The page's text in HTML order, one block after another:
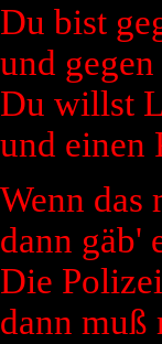
Du bist
und
Du willst
und einen
Wenn das
dann gäb'
Die
dann muß